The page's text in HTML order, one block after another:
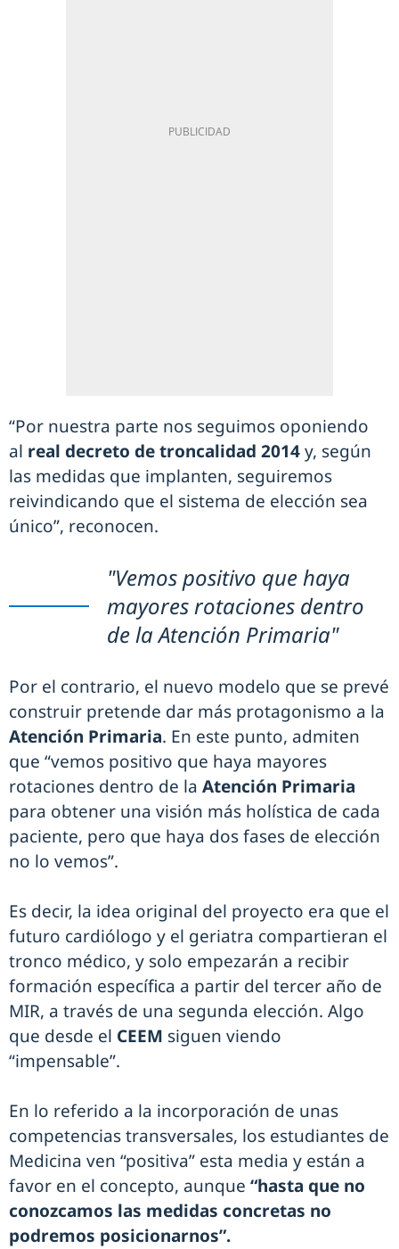
“Por nuestra parte nos seguimos oponiendo
al real decreto de troncalidad 2014y, según
las medidas que implanten, seguiremos
reivindicando que el sistema de elección sea
único”, reconocen.
"Vemos positivo que haya
mayores rotaciones dentro
de la Atención Primaria"
Por el contrario, el nuevo modelo que se prevé
construir pretende dar más protagonismo a la
Atención Primaria. En este punto, admiten
que “vemos positivo que haya mayores
rotaciones dentro de la Atención Primaria
para obtener una visión más holística de cada
paciente, pero que haya dos fases de elección
no lo vemos”.
Es decir, la idea original del proyecto era que el
futuro cardiólogo y el geriatra compartieran el
tronco médico, y solo empezarán a recibir
formación específica a partir del tercer año de
MIR, a través de una segunda elección. Algo
que desde el CEEM siguen viendo
“impensable”.
En lo referido a la incorporación de unas
competencias transversales, los estudiantes de
Medicina ven “positiva” esta media y están a
favor en el concepto, aunque “hasta que no
conozcamos las medidas concretas no
podremos posicionarnos”.